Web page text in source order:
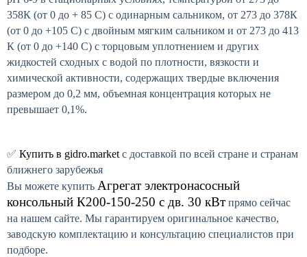
358К (от 0 до + 85 С) с одинарным сальником, от 273 до 378К
(от 0 до +105 С) с двойным мягким сальником и от 273 до 413
К (от 0 до +140 С) с торцовым уплотнением и других
жидкостей сходных с водой по плотности, вязкости и
химической активности, содержащих твердые включения
размером до 0,2 мм, объемная концентрация которых не
превышает 0,1%.
✅ Купить в gidro.market с доставкой по всей стране и странам
ближнего зарубежья
Вы можете купить Агрегат электронасосный
консольный К200-150-250 с дв. 30 кВт прямо сейчас
на нашем сайте. Мы гарантируем оригинальное качество,
заводскую комплектацию и консультацию специалистов при
подборе.